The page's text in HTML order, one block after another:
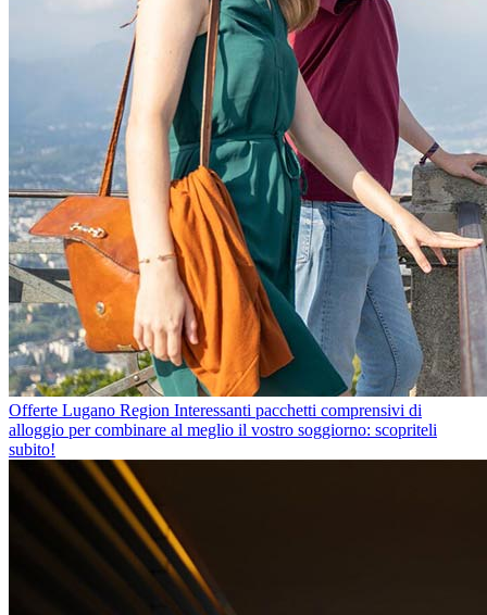
Offerte Lugano Region Interessanti pacchetti comprensivi di
alloggio per combinare al meglio il vostro soggiorno: scopriteli
subito!